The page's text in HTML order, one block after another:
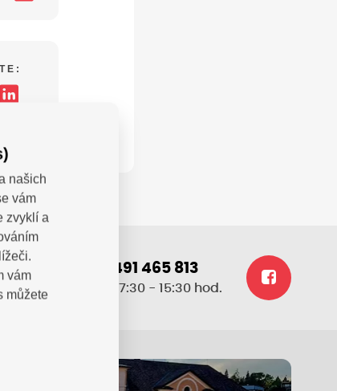
+420 491 465 813
po-pá: 7:30 - 15:30 hod.
našich
vám
zvyklí a
vám
můžete